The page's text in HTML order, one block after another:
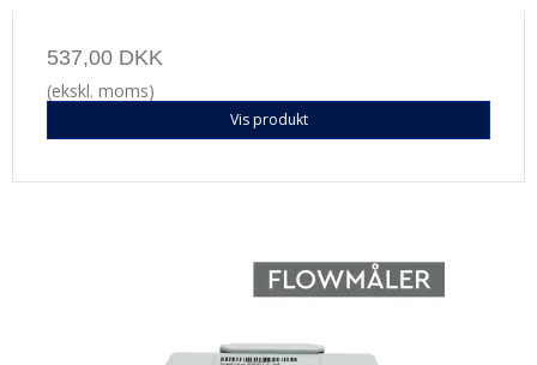
537,00 DKK
(ekskl. moms)
Vis produkt